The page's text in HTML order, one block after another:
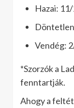
Hazai:
Vendég:
*Szorzók a
fenntartják.
Ahogy a